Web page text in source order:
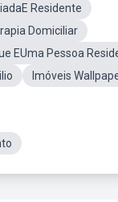
Residente
Domiciliar
EUma Pessoa
Imóveis